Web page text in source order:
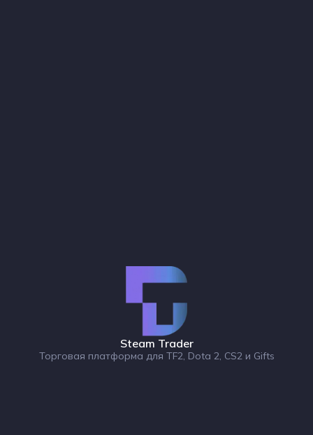
Steam Trader
Торговая платформа для TF2, Dota 2, CS2 и Gifts